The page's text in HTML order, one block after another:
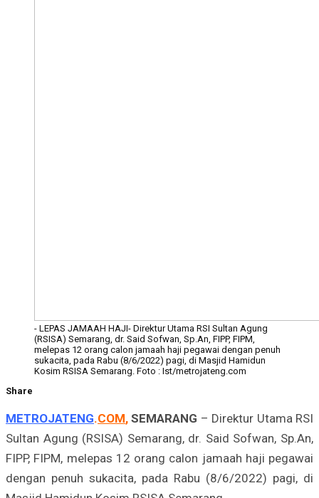
- LEPAS JAMAAH HAJI- Direktur Utama RSI Sultan Agung
(RSISA) Semarang, dr. Said Sofwan, Sp.An, FIPP, FIPM,
melepas 12 orang calon jamaah haji pegawai dengan penuh
sukacita, pada Rabu (8/6/2022) pagi, di Masjid Hamidun
Kosim RSISA Semarang. Foto : Ist/metrojateng.com
Share
METROJATENG.COM,SEMARANG – Direktur Utama RSI
Sultan Agung (RSISA) Semarang, dr. Said Sofwan, Sp.An,
FIPP, FIPM, melepas 12 orang calon jamaah haji pegawai
dengan penuh sukacita, pada Rabu (8/6/2022) pagi, di